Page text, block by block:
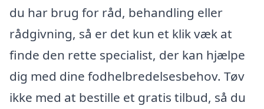
du har brug for råd, behandling eller
rådgivning, så er det kun et klik væk at
finde den rette specialist, der kan hjælpe
dig med dine fodhelbredelsesbehov. Tøv
ikke med at bestille et gratis tilbud, så du